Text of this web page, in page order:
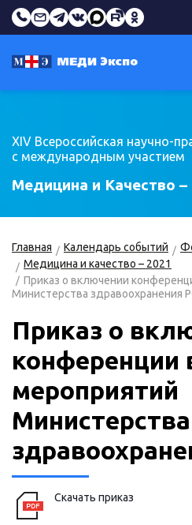
XIV Всероссийская научно-
с международным участием
Медицина и Качество –
Главная Календарь событий
Медицина и качество – 2021
Приказ о включении
Министерства здравоохранения
Приказ о
конференции
мероприятий
Министерства
Скачать приказ